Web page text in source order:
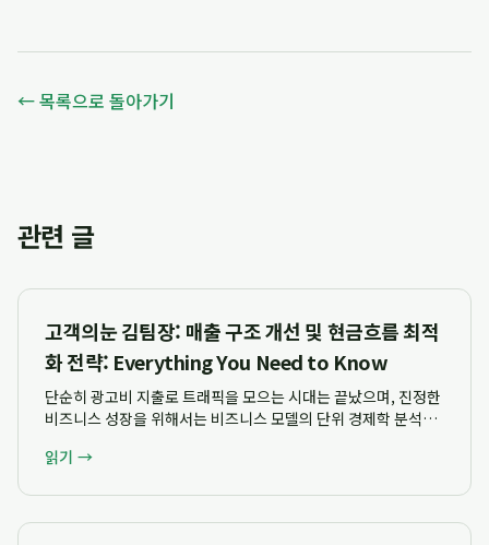
← 목록으로 돌아가기
관련 글
고객의눈 김팀장: 매출 구조 개선 및 현금흐름 최적
화 전략: Everything You Need to Know
단순히 광고비 지출로 트래픽을 모으는 시대는 끝났으며, 진정한
비즈니스 성장을 위해서는 비즈니스 모델의 단위 경제학 분석과
적 접근이 필수적입니다. 고객의눈 김팀장은 단순한 실행 대행을
읽기 →